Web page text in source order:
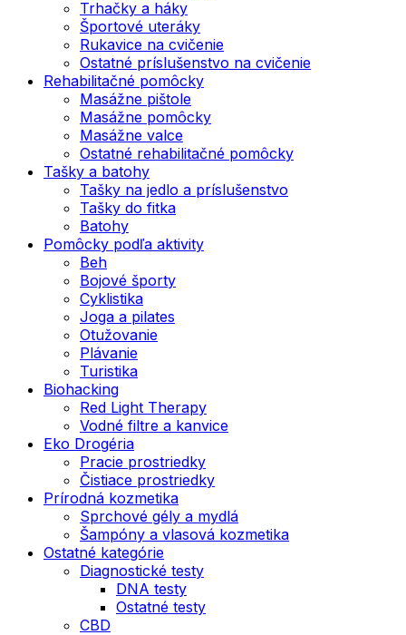
Trhačky a háky
Športové uteráky
Rukavice na cvičenie
Ostatné príslušenstvo na cvičenie
Rehabilitačné pomôcky
Masážne pištole
Masážne pomôcky
Masážne valce
Ostatné rehabilitačné pomôcky
Tašky a batohy
Tašky na jedlo a príslušenstvo
Tašky do fitka
Batohy
Pomôcky podľa aktivity
Beh
Bojové športy
Cyklistika
Joga a pilates
Otužovanie
Plávanie
Turistika
Biohacking
Red Light Therapy
Vodné filtre a kanvice
Eko Drogéria
Pracie prostriedky
Čistiace prostriedky
Prírodná kozmetika
Sprchové gély a mydlá
Šampóny a vlasová kozmetika
Ostatné kategórie
Diagnostické testy
DNA testy
Ostatné testy
CBD